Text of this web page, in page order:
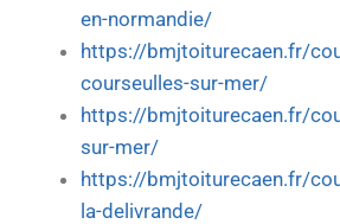
en-normandie/
https://bmjtoiturecaen.fr/
courseulles-sur-mer/
https://bmjtoiturecaen.fr/
sur-mer/
https://bmjtoiturecaen.fr/
la-delivrande/